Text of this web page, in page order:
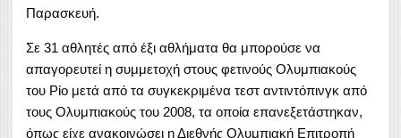
Παρασκευή.
Σε 31 αθλητές από έξι αθλήματα θα μπορούσε να
απαγορευτεί η συμμετοχή στους φετινούς Ολυμπιακούς
του Ρίο μετά από τα συγκεκριμένα τεστ αντιντόπινγκ από
τους Ολυμπιακούς του 2008, τα οποία επανεξετάστηκαν,
όπως είχε ανακοινώσει η Διεθνής Ολυμπιακή Επιτροπή